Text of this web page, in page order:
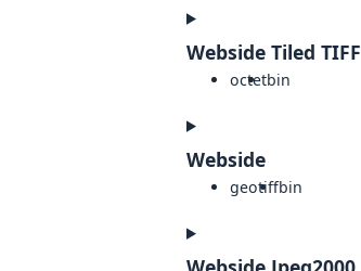
Webside Tiled TIFF
octetbin
Webside
geotiffbin